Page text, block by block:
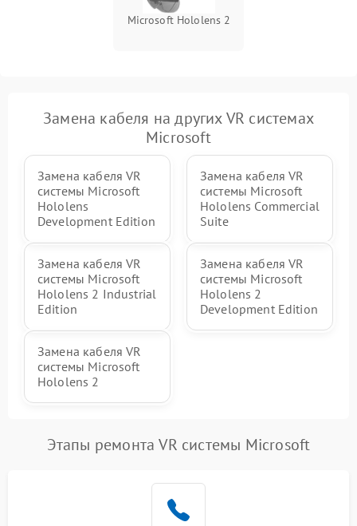
Microsoft Hololens 2
Замена кабеля на других VR системах
Microsoft
Замена кабеля VR
системы Microsoft
Hololens
Development Edition
Замена кабеля VR
системы Microsoft
Hololens Commercial
Suite
Замена кабеля VR
системы Microsoft
Hololens 2 Industrial
Edition
Замена кабеля VR
системы Microsoft
Hololens 2
Development Edition
Замена кабеля VR
системы Microsoft
Hololens 2
Этапы ремонта VR системы Microsoft